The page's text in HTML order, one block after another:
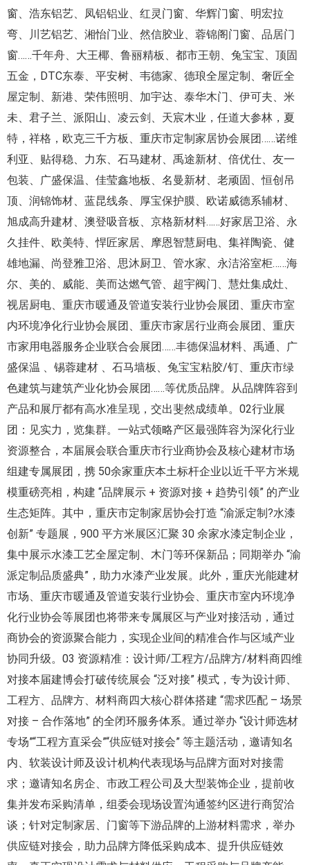
窗、浩东铝艺、凤铝铝业、红灵门窗、华辉门窗、明宏拉
弯、川艺铝艺、湘怡门业、然信胶业、蓉锦阁门窗、品居门
窗……千年舟、大王椰、鲁丽精板、都市王朝、兔宝宝、顶固
五金，DTC东泰、平安树、韦德家、德琅全屋定制、奢匠全
屋定制、新港、荣伟照明、加宇达、泰华木门、伊可夫、米
未、君子兰、派阳山、凌云剑、天宸木业，任道大参林，夏
特，祥格，欧克三千方板、重庆市定制家居协会展团……诺维
利亚、贴得稳、力东、石马建材、禹途新材、倍优仕、友一
包装、广盛保温、佳莹鑫地板、名曼新材、老顽固、恒创吊
顶、润锦饰材、蓝昆线条、厚宝保护膜、欧诺威德系辅材、
旭成高升建材、澳登吸音板、京格新材料……好家居卫浴、永
久挂件、欧美特、悍匠家居、摩恩智慧厨电、集祥陶瓷、健
雄地漏、尚登雅卫浴、思沐厨卫、管水家、永洁浴室柜……海
尔、美的、威能、美而达燃气管、超宇阀门、慧灶集成灶、
视居厨电、重庆市暖通及管道安装行业协会展团、重庆市室
内环境净化行业协会展团、重庆市家居行业商会展团、重庆
市家用电器服务企业联合会展团……丰德保温材料、禹通、广
盛保温 、锡蓉建材 、石马墙板、兔宝宝粘胶/钉、重庆市绿
色建筑与建筑产业化协会展团……等优质品牌。从品牌阵容到
产品和展厅都有高水准呈现，交出斐然成绩单。02行业展
团：见实力，览集群。一站式领略产区最强阵容为深化行业
资源整合，本届展会联合重庆市行业商协会及核心建材市场
组建专属展团，携 50余家重庆本土标杆企业以近千平方米规
模重磅亮相，构建 “品牌展示 + 资源对接 + 趋势引领” 的产业
生态矩阵。其中，重庆市定制家居协会打造 “渝派定制?水漆
创新” 专题展，900 平方米展区汇聚 30 余家水漆定制企业，
集中展示水漆工艺全屋定制、木门等环保新品；同期举办 “渝
派定制品质盛典”，助力水漆产业发展。此外，重庆光能建材
市场、重庆市暖通及管道安装行业协会、重庆市室内环境净
化行业协会等展团也将带来专属展区与产业对接活动，通过
商协会的资源聚合能力，实现企业间的精准合作与区域产业
协同升级。03 资源精准：设计师/工程方/品牌方/材料商四维
对接本届建博会打破传统展会 “泛对接” 模式，专为设计师、
工程方、品牌方、材料商四大核心群体搭建 “需求匹配 – 场景
对接 – 合作落地” 的全闭环服务体系。通过举办 “设计师选材
专场”“工程方直采会”“供应链对接会” 等主题活动，邀请知名
内、软装设计师及设计机构代表现场与品牌方面对对接需
求；邀请知名房企、市政工程公司及大型装饰企业，提前收
集并发布采购清单，组委会现场设置沟通签约区进行商贸洽
谈；针对定制家居、门窗等下游品牌的上游材料需求，举办
供应链对接会，助力品牌方降低采购成本、提升供应链效